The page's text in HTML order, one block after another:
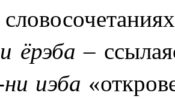
ёрэба –
иэба